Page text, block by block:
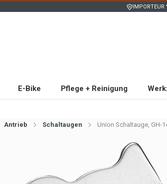
IMPORTEUR
E-Bike Pflege + Reinigung
Antrieb Schaltaugen Union Schaltauge, GH-